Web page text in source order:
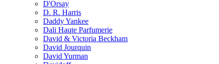
D'Orsay
D. R. Harris
Daddy Yankee
Dali Haute Parfumerie
David & Victoria Beckham
David Jourquin
David Yurman